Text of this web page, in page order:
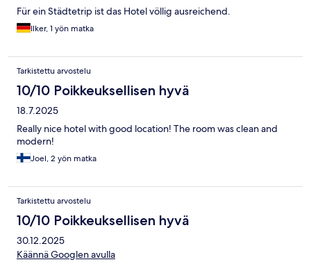
Für ein Städtetrip ist das Hotel völlig ausreichend.
Ilker, 1 yön matka
Tarkistettu arvostelu
10/10 Poikkeuksellisen hyvä
18.7.2025
Really nice hotel with good location! The room was clean and
modern!
Joel, 2 yön matka
Tarkistettu arvostelu
10/10 Poikkeuksellisen hyvä
30.12.2025
Käännä Googlen avulla